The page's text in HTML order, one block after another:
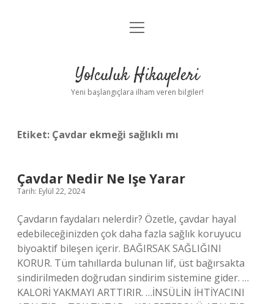
Anasayfa
Yasal Uyarı
menüyü
Yolculuk Hikayeleri
Yeni başlangıçlara ilham veren bilgiler!
Etiket: Çavdar ekmeği sağlıklı mı
Çavdar Nedir Ne Işe Yarar
Tarih: Eylül 22, 2024
Çavdarın faydaları nelerdir? Özetle, çavdar hayal
edebileceğinizden çok daha fazla sağlık koruyucu
biyoaktif bileşen içerir. BAĞIRSAK SAĞLIĞINI
KORUR. Tüm tahıllarda bulunan lif, üst bağırsakta
sindirilmeden doğrudan sindirim sistemine gider. …
KALORİ YAKMAYI ARTTIRIR. …İNSÜLİN İHTİYACINI